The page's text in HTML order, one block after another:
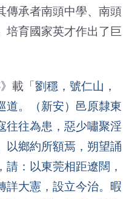
傳承者南頭中學、南頭
培育國家英才作出了巨
載「劉穩，號仁山，
道。（新安）邑原隸東
往往為患，惡少嘯聚淫
以鄉約所額焉，朔望誦
：以東莞相距遼闊，
詳大憲，設立今治。暇